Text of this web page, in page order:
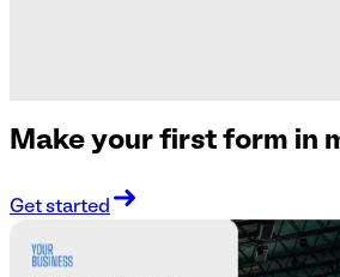
Make your first form in
Get started